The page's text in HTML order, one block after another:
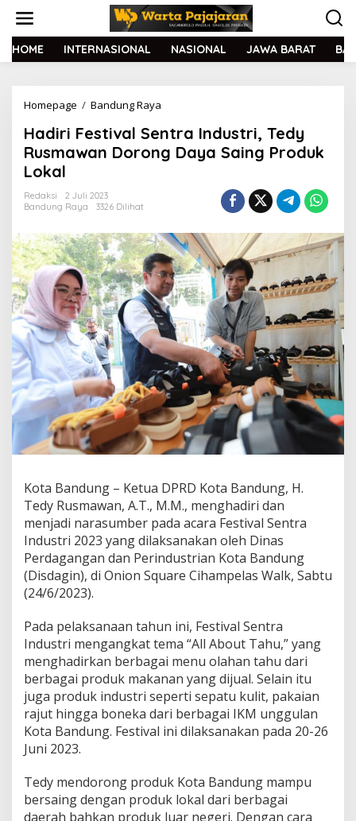
t
HOME INTERNASIONAL NASIONAL JAWA BARAT
Homepage / Bandung Raya
d
i
r
t
i
v
a
l
S
e
n
t
r
a
I
n
d
u
s
i
,
T
d
y
R
a
w
a
n
D
o
r
o
D
a
y
Hadiri Festival Sentra Industri, Tedy
Rusmawan Dorong Daya Saing Produk
Lokal
Redaksi
2 Juli 2023
Bandung Raya
3326 Dilihat
Kota Bandung – Ketua DPRD Kota Bandung, H.
Tedy Rusmawan, A.T., M.M., menghadiri dan
menjadi narasumber pada acara Festival Sentra
Industri 2023 yang dilaksanakan oleh Dinas
Perdagangan dan Perindustrian Kota Bandung
(Disdagin), di Onion Square Cihampelas Walk, Sabtu
(24/6/2023).
Pada pelaksanaan tahun ini, Festival Sentra
Industri mengangkat tema “All About Tahu,” yang
menghadirkan berbagai menu olahan tahu dari
berbagai produk makanan yang dijual. Selain itu
juga produk industri seperti sepatu kulit, pakaian
rajut hingga boneka dari berbagai IKM unggulan
Kota Bandung. Festival ini dilaksanakan pada 20-26
Juni 2023.
Tedy mendorong produk Kota Bandung mampu
bersaing dengan produk lokal dari berbagai
daerah bahkan produk luar negeri. Dengan cara